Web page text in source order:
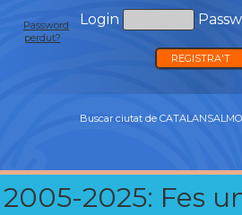
Login
Password
perdut?
REGISTRA'T
Buscar ciutat de
2005-2025: Fes